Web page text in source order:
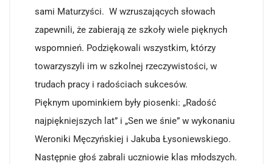
sami Maturzyści. W wzruszających słowach
zapewnili, że zabierają ze szkoły wiele pięknych
wspomnień. Podziękowali wszystkim, którzy
towarzyszyli im w szkolnej rzeczywistości, w
trudach pracy i radościach sukcesów.
Pięknym upominkiem były piosenki: „Radość
najpiękniejszych lat” i „Sen we śnie” w wykonaniu
Weroniki Męczyńskiej i Jakuba Łysoniewskiego.
Następnie głoś zabrali uczniowie klas młodszych.